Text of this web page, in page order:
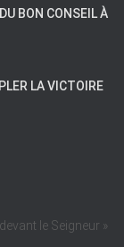
BON CONSEIL À
LA VICTOIRE
le Seigneur »